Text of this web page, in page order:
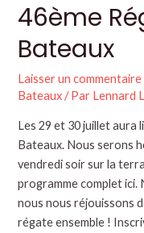
46ème
Bateaux
Laisser un commentaire
Bateaux/ Par Lennard
Les 29 et 30 juillet aura
Bateaux. Nous serons
vendredi soir sur la
programme complet ici.
nous nous réjouissons
régate ensemble !